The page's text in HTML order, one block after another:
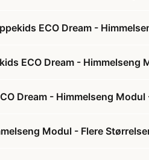
ECO Dream -
ECO Dream - Himmelseng
Dream - Himmelseng
Modul - Flere